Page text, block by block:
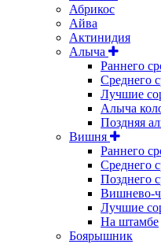
Абрикос
Айва
Актинидия
Алыча
Раннего
Среднего
Лучшие
Алыча
Поздняя
Вишня
Раннего
Среднего
Позднего
Вишнево-
Лучшие
На штамбе
Боярышник